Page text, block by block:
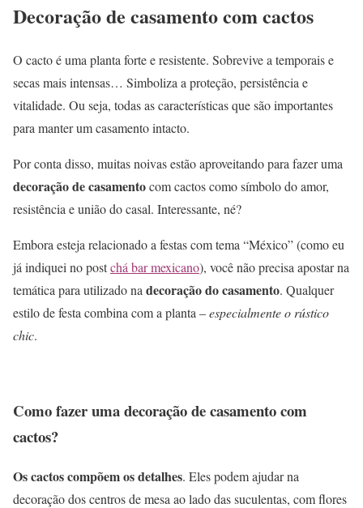
Decoração de casamento com cactos
O cacto é uma planta forte e resistente. Sobrevive a temporais e
secas mais intensas… Simboliza a proteção, persistência e
vitalidade. Ou seja, todas as características que são importantes
para manter um casamento intacto.
Por conta disso, muitas noivas estão aproveitando para fazer uma
decoração de casamentocom cactos como símbolo do amor,
resistência e união do casal. Interessante, né?
Embora esteja relacionado a festas com tema “México” (como eu
já indiquei no postchá bar mexicano), você não precisa apostar na
temática para utilizado nadecoração do casamento. Qualquer
estilo de festa combina com a planta –especialmente o rústico
chic.
Como fazer uma decoração de casamento com
cactos?
Os cactos compõem os detalhes. Eles podem ajudar na
decoração dos centros de mesa ao lado das suculentas, com flores